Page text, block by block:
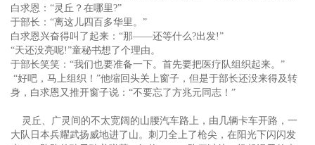
白求恩：“灵丘？在哪里?”
于部长：“离这儿四百多华里。”
白求恩兴奋得叫了起来：“那——还等什么?出发!”
“天还没亮呢!”童秘书想了个理由。
于部长笑笑：“我们也要准备一下。首先要把医疗队组织起来。”
“好吧，马上组织！”他缩回头关上窗子，但是于部长还没来得及转
身，白求恩又推开窗子说：“不要忘了方兆元同志！”
灵丘、广灵间的不太宽阔的山腰汽车路上，由几辆卡车开路，一
大队日本兵耀武扬威地进了山。刺刀全上了枪尖，在阳光下闪闪发